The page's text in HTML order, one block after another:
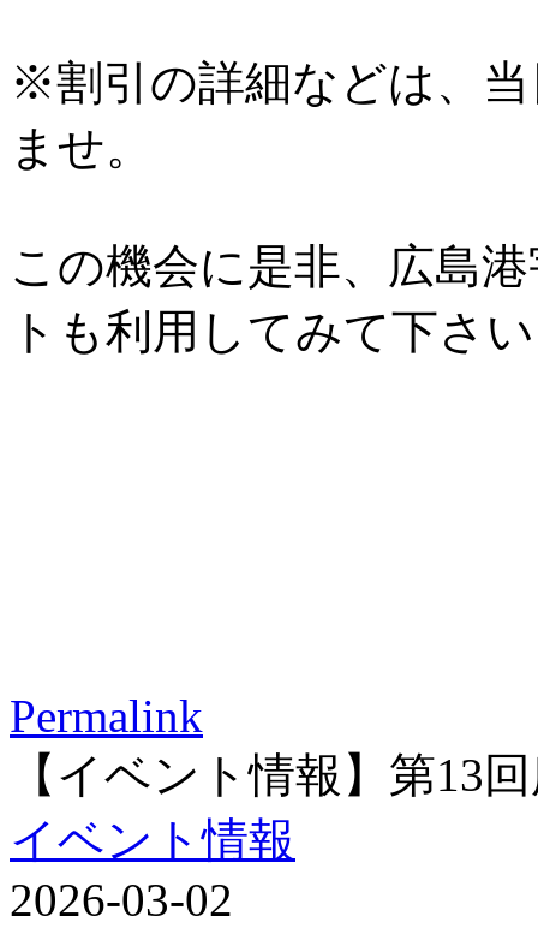
※割引の詳細などは、
ませ。
この機会に是非、広島
トも利用してみて下さ
Permalink
【イベント情報】第13
イベント情報
2026-03-02